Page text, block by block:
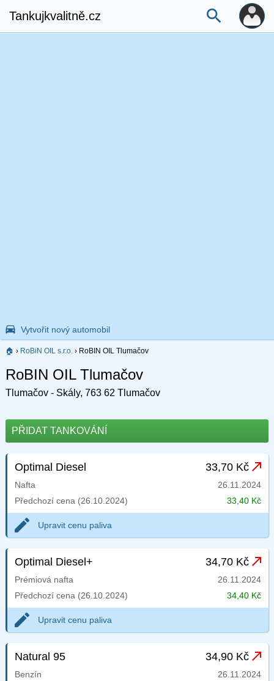
Tankujkvalitně.cz
Vytvořit nový automobil
🏠 › RoBiN OIL s.r.o.› RoBIN OIL Tlumačov
RoBIN OIL Tlumačov
Tlumačov - Skály, 763 62 Tlumačov
PŘIDAT TANKOVÁNÍ
Optimal Diesel 33,70 Kč
Nafta
26.11.2024
Předchozí cena (26.10.2024)
33,40 Kč
Upravit cenu paliva
Optimal Diesel+ 34,70 Kč
Prémiová nafta
26.11.2024
Předchozí cena (26.10.2024)
34,40 Kč
Upravit cenu paliva
Natural 95 34,90 Kč
Benzín
26.11.2024